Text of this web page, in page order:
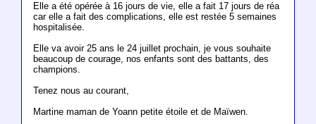
Elle a été opérée à 16 jours de vie, elle a fait 17 jours de réa
car elle a fait des complications, elle est restée 5 semaines
hospitalisée.
Elle va avoir 25 ans le 24 juillet prochain, je vous souhaite
beaucoup de courage, nos enfants sont des battants, des
champions.
Tenez nous au courant,
Martine maman de Yoann petite étoile et de Maïwen.